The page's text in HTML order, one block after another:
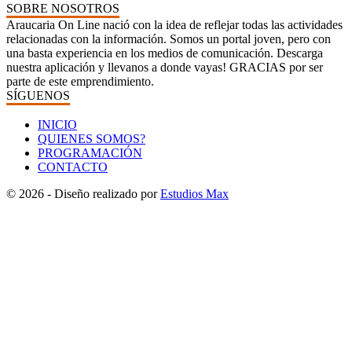
SOBRE NOSOTROS
Araucaria On Line nació con la idea de reflejar todas las actividades
relacionadas con la información. Somos un portal joven, pero con
una basta experiencia en los medios de comunicación. Descarga
nuestra aplicación y llevanos a donde vayas! GRACIAS por ser
parte de este emprendimiento.
SÍGUENOS
INICIO
QUIENES SOMOS?
PROGRAMACIÓN
CONTACTO
© 2026 - Diseño realizado porEstudios Max